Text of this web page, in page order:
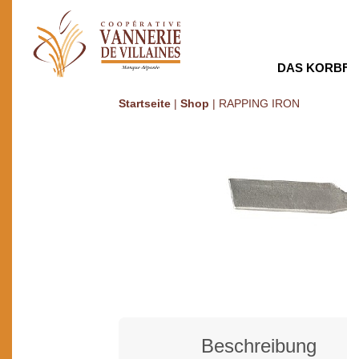
DAS
Startseite| Shop | RAPPING IRON
Beschreibung